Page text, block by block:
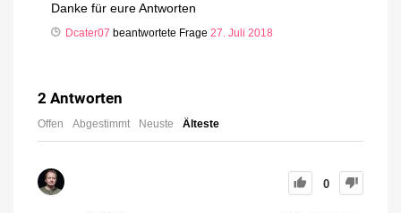
Danke für eure Antworten
Dcater07 beantwortete Frage 27. Juli 2018
2 Antworten
Offen Abgestimmt Neuste Älteste
0